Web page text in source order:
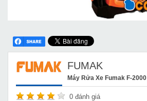
FUMAK
Máy Rửa Xe Fumak F-2000
0 đánh giá